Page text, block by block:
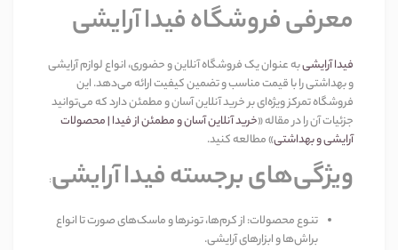
معرفی فروشگاه فیدا آرایشی
فیدا آرایشیبه عنوان یک فروشگاه آنلاین و حضوری، انواع لوازم آرایشی
و بهداشتی را با قیمت مناسب و تضمین کیفیت ارائه می‌دهد. این
فروشگاه تمرکز ویژه‌ای بر خرید آنلاین آسان و مطمئن دارد که می‌توانید
جزئیات آن را در مقاله«خرید آنلاین آسان و مطمئن از فیدا | محصولات
آرایشی و بهداشتی»مطالعه کنید.
ویژگی‌های برجسته فیدا آرایشی:
تنوع محصولات:از کرم‌ها، تونرها و ماسک‌های صورت تا انواع
براش‌ها و ابزارهای آرایشی.